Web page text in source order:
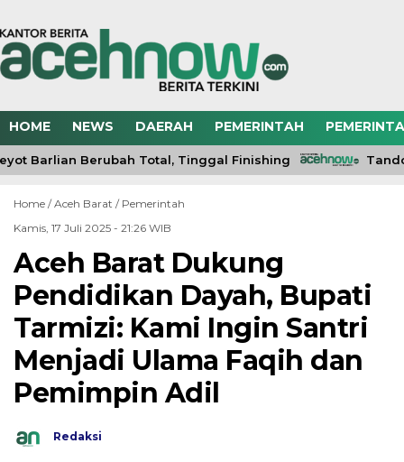
HOME NEWS DAERAH PEMERINTAH
Barlian Berubah Total, Tinggal Finishing
Home /Aceh Barat / Pemerintah
Kamis, 17 Juli 2025 - 21:26 WIB
Aceh Barat Dukung
Pendidikan Dayah, Bupati
Tarmizi: Kami Ingin Santri
Menjadi Ulama Faqih dan
Pemimpin Adil
Redaksi